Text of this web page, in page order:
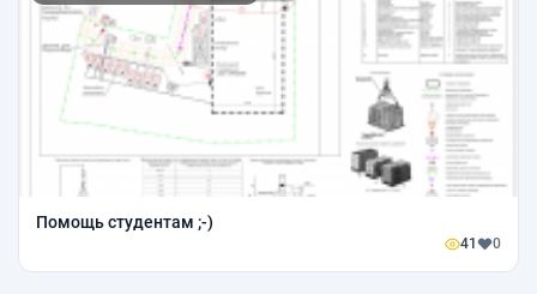
Помощь студентам ;-)
41 0